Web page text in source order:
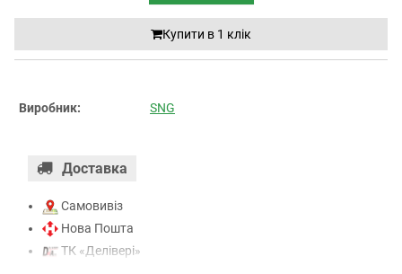
Купити в 1 клiк
Виробник: SNG
Доставка
Самовивіз
Нова Пошта
ТК «Делівері»